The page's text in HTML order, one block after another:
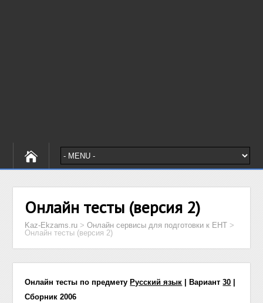
Онлайн тесты (версия 2)
Kaz-Ekzams.ru >Онлайн сервисы для подготовки к ЕНТ >
Онлайн тесты (версия 2)
Онлайн тесты по предмету Русский язык | Вариант30
Сборник 2006